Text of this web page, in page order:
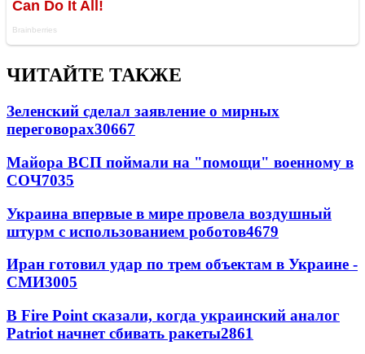
ЧИТАЙТЕ ТАКЖЕ
Зеленский сделал заявление о мирных
переговорах30667
Майора ВСП поймали на "помощи" военному в
СОЧ7035
Украина впервые в мире провела воздушный
штурм с использованием роботов4679
Иран готовил удар по трем объектам в Украине -
СМИ3005
В Fire Point сказали, когда украинский аналог
Patriot начнет сбивать ракеты2861